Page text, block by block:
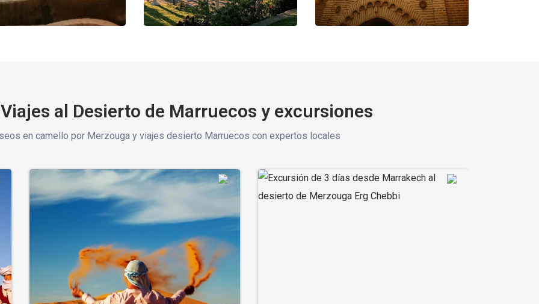
al Desierto de Marruecos y excursiones
en camello por Merzouga y viajes desierto Marruecos con expertos locales